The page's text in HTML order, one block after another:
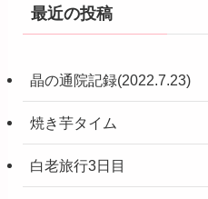
最近の投稿
晶の通院記録(2022.7.23)
焼き芋タイム
白老旅行3日目